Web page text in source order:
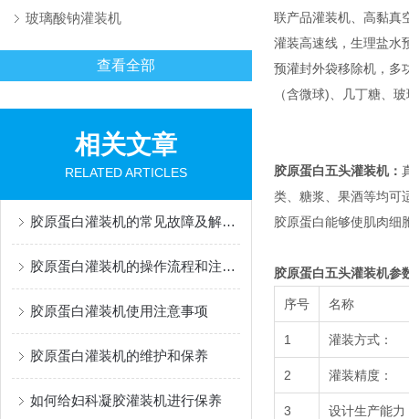
玻璃酸钠灌装机
查看全部
相关文章
RELATED ARTICLES
胶原蛋白灌装机的常见故障及解决办法有哪些？
胶原蛋白灌装机的操作流程和注意事项
胶原蛋白灌装机使用注意事项
胶原蛋白灌装机的维护和保养
如何给妇科凝胶灌装机进行保养
联产品灌装机、高黏真
灌装高速线，生理盐水
预灌封外袋移除机，多
（含微球)、几丁糖、
胶原蛋白五头灌装机：
类、糖浆、果酒等均可
胶原蛋白能够使肌肉细
胶原蛋白五头灌装机参
序号 名称
1 灌装方式：
2 灌装精度：
3 设计生产能力